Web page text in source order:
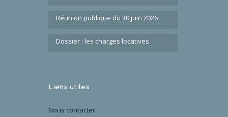
Réunion publique du 30 juin 2026
Dossier : les charges locatives
Liens utiles
Nous contacter